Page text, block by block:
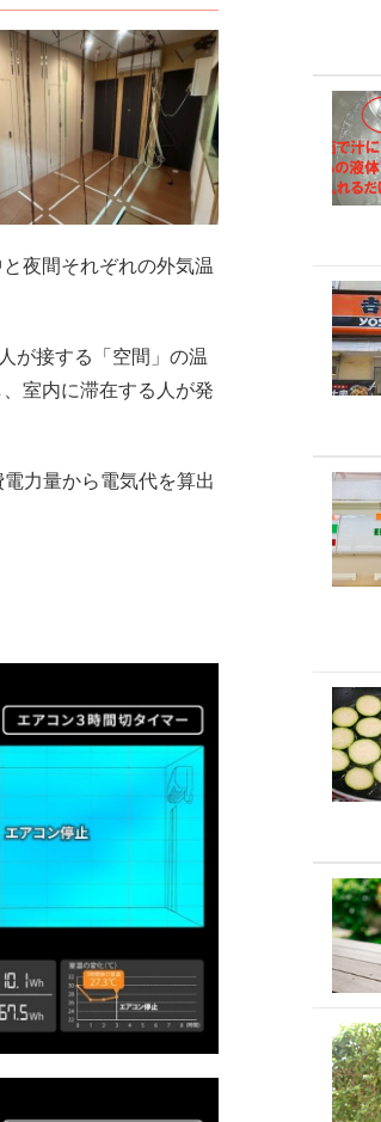
夜間それぞれの外気温
が接する「空間」の温
室内に滞在する人が発
力量から電気代を算出